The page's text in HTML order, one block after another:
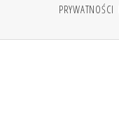
PRYWATNOŚCI